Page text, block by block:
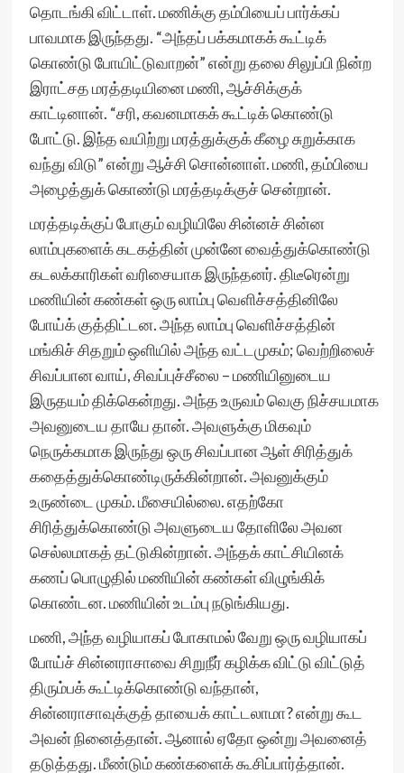
தொடங்கி விட்டாள். மணிக்கு தம்பியைப் பார்க்கப்
பாவமாக இருந்தது. “அந்தப் பக்கமாகக் கூட்டிக்
கொண்டு போயிட்டுவாறன்” என்று தலை சிலுப்பி நின்ற
இராட்சத மரத்தடியினை மணி, ஆச்சிக்குக்
காட்டினான். “சரி, கவனமாகக் கூட்டிக் கொண்டு
போட்டு. இந்த வயிற்று மரத்துக்குக் கீழை சுறுக்காக
வந்து விடு” என்று ஆச்சி சொன்னாள். மணி, தம்பியை
அழைத்துக் கொண்டு மரத்தடிக்குச் சென்றான்.
மரத்தடிக்குப் போகும் வழியிலே சின்னச் சின்ன
லாம்புகளைக் கடகத்தின் முன்னே வைத்துக்கொண்டு
கடலக்காரிகள் வரிசையாக இருந்தனர். திடீரென்று
மணியின் கண்கள் ஒரு லாம்பு வெளிச்சத்தினிலே
போய்க் குத்திட்டன. அந்த லாம்பு வெளிச்சத்தின்
மங்கிச் சிதறும் ஒளியில் அந்த வட்டமுகம்; வெற்றிலைச்
சிவப்பான வாய், சிவப்புச்சீலை – மணியினுடைய
இருதயம் திக்கென்றது. அந்த உருவம் வெகு நிச்சயமாக
அவனுடைய தாயே தான். அவளுக்கு மிகவும்
நெருக்கமாக இருந்து ஒரு சிவப்பான ஆள் சிரித்துக்
கதைத்துக்கொண்டிருக்கின்றான். அவனுக்கும்
உருண்டை முகம். மீசையில்லை. எதற்கோ
சிரித்துக்கொண்டு அவளுடைய தோளிலே அவன
செல்லமாகத் தட்டுகின்றான். அந்தக் காட்சியினக்
கணப் பொழுதில் மணியின் கண்கள் விழுங்கிக்
கொண்டன. மணியின் உடம்பு நடுங்கியது.
மணி, அந்த வழியாகப் போகாமல் வேறு ஒரு வழியாகப்
போய்ச் சின்னராசாவை சிறுநீர் கழிக்க விட்டு விட்டுத்
திரும்பக் கூட்டிக்கொண்டு வந்தான்,
சின்னராசாவுக்குத் தாயைக் காட்டலாமா? என்று கூட
அவன் நினைத்தான். ஆனால் ஏதோ ஒன்று அவனைத்
தடுத்தது. மீண்டும் கண்களைக் கூசிப்பார்த்தான்.